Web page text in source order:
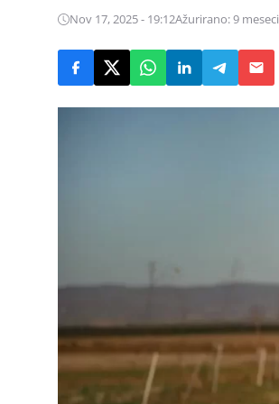
Nov 17, 2025 - 19:12Ažurirano: 9